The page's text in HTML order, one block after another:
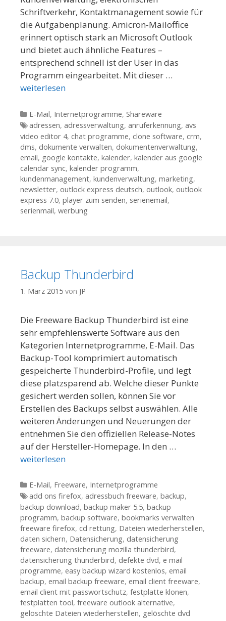
Schriftverkehr, Kontaktmanagement sowie für
die Aufgabenplanung. Amicron-Mailoffice
erinnert optisch stark an Microsoft Outlook
und bietet auch ähnliche Features –
entsprechend schnell ist der User in das
Programm eingearbeitet. Mit dieser …
weiterlesen
Kategorien
E-Mail, Internetprogramme, Shareware
Tags
adressen, adressverwaltung, anruferkennung, avs
video editor 4, chat programme, clone software, crm,
dms, dokumente verwalten, dokumentenverwaltung,
email, google kontakte, kalender, kalender aus google
calendar sync, kalender programm,
kundenmanagement, kundenverwaltung, marketing,
newsletter, outlock express deutsch, outlook, outlook
express 7.0, player zum senden, serienemail,
serienmail, werbung
Backup Thunderbird
1. März 2015 von JP
Die Freeware Backup Thunderbird ist eine
sehr empfehlenswerte Software aus den
Kategorien Internetprogramme, E-Mail. Das
Backup-Tool komprimiert automatisch
gespeicherte Thunderbird-Profile, und legt
diese platzsparend ab. Welche dieser Punkte
gesichert werden sollen, können Sie vor
Erstellen des Backups selbst auswählen. Alle
weiteren Änderungen und Neuerungen der
entnehmen Sie den offiziellen Release-Notes
auf der Hersteller-Homepage. In den …
weiterlesen
Kategorien
E-Mail, Freeware, Internetprogramme
Tags
add ons firefox, adressbuch freeware, backup,
backup download, backup maker 5.5, backup
programm, backup software, bookmarks verwalten
freeware firefox, cd rettung, Dateien wiederherstellen,
daten sichern, Datensicherung, datensicherung
freeware, datensicherung mozilla thunderbird,
datensicherung thunderbird, defekte dvd, e mail
programme, easy backup wizard kostenlos, email
backup, email backup freeware, email client freeware,
email client mit passwortschutz, festplatte klonen,
festplatten tool, freeware outlook alternative,
gelöschte Dateien wiederherstellen, gelöschte dvd